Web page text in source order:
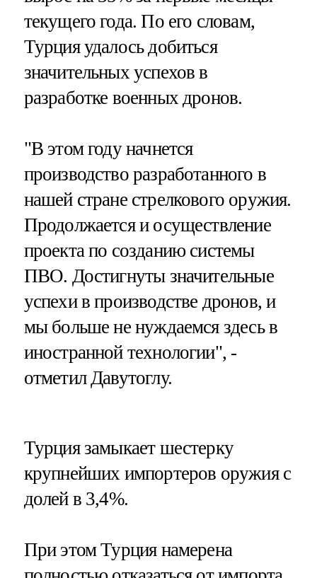
текущего года. По его словам,
Турция удалось добиться
значительных успехов в
разработке военных дронов.
"В этом году начнется
производство разработанного в
нашей стране стрелкового оружия.
Продолжается и осуществление
проекта по созданию системы
ПВО. Достигнуты значительные
успехи в производстве дронов, и
мы больше не нуждаемся здесь в
иностранной технологии", -
отметил Давутоглу.
Турция замыкает шестерку
крупнейших импортеров оружия с
долей в 3,4%.
При этом Турция намерена